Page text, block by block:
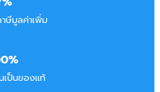
ษีมูลค่าเพิ่ม
เป็นของแท้